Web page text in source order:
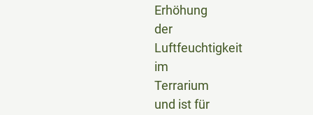
Erhöhung
der
Luftfeuchtigkeit
im
Terrarium
und ist für